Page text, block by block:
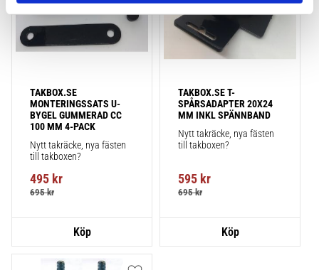
TAKBOX.SE
MONTERINGSSATS U-
BYGEL GUMMERAD CC
100 MM 4-PACK
Nytt takräcke, nya fästen
till takboxen?
495 kr
695kr
TAKBOX.SE T-
SPÅRSADAPTER 20X24
MM INKL SPÄNNBAND
Nytt takräcke, nya fästen
till takboxen?
595 kr
695kr